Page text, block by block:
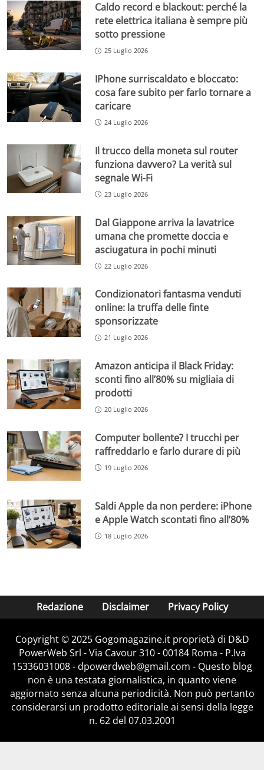
Caldo record e blackout: perché la
rete elettrica italiana è sempre più
sotto pressione
25 Luglio 2026
IPhone surriscaldato e bloccato:
cosa fare subito per farlo tornare a
caricare
24 Luglio 2026
Il trucco della moneta sul router
funziona davvero? La verità sul
segnale Wi-Fi
23 Luglio 2026
Dal Giappone arriva la lavatrice
umana che promette doccia e
asciugatura in pochi minuti
22 Luglio 2026
Condizionatori fantasma venduti
online: la truffa delle finte
sponsorizzate
21 Luglio 2026
Amazon anticipa il Black Friday:
sconti fino all’80% su migliaia di
prodotti
20 Luglio 2026
Computer bollente? I trucchi per
raffreddarlo e farlo durare di più
19 Luglio 2026
Saldi Apple da non perdere: iPhone
e Apple Watch scontati fino all’80%
18 Luglio 2026
Redazione Disclaimer Privacy Policy
Copyright © 2025 Gogomagazine.it proprietà di D&D
PowerWeb Srl - Via Cavour 310 - 00184 Roma - P.Iva
15336031008 - dpowerdweb@gmail.com - Questo blog
non è una testata giornalistica, in quanto viene
aggiornato senza alcuna periodicità. Non può pertanto
considerarsi un prodotto editoriale ai sensi della legge
n. 62 del 07.03.2001